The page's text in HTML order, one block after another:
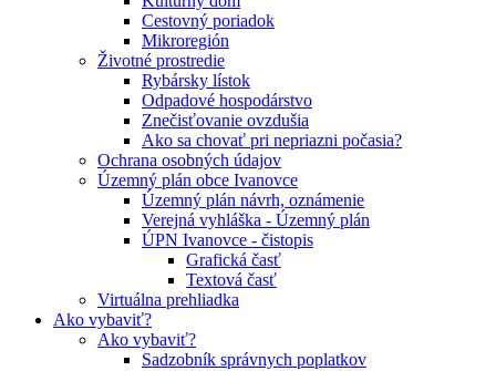
Cestovný poriadok
Mikroregión
Životné prostredie
Rybársky lístok
Odpadové hospodárstvo
Znečisťovanie ovzdušia
Ako sa chovať pri nepriazni počasia?
Ochrana osobných údajov
Územný plán obce Ivanovce
Územný plán návrh, oznámenie
Verejná vyhláška - Územný plán
ÚPN Ivanovce - čistopis
Grafická časť
Textová časť
Virtuálna prehliadka
Ako vybaviť?
Ako vybaviť?
Sadzobník správnych poplatkov